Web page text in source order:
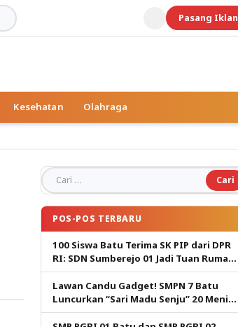
Pasang Iklan
Kesehatan Olahraga
Cari untuk:
POS-POS TERBARU
100 Siswa Batu Terima SK PIP dari DPR
RI: SDN Sumberejo 01 Jadi Tuan Rumah,
Harapan Baru Pendidikan Gratis
Lawan Candu Gadget! SMPN 7 Batu
Luncurkan “Sari Madu Senju” 20 Menit
Cetak Generasi Pembaca